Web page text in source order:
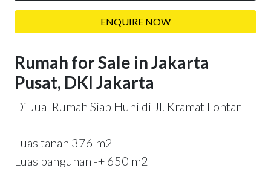
ENQUIRE NOW
Rumah for Sale in Jakarta
Pusat, DKI Jakarta
Di Jual Rumah Siap Huni di Jl. Kramat Lontar
Luas tanah 376 m2
Luas bangunan -+ 650 m2